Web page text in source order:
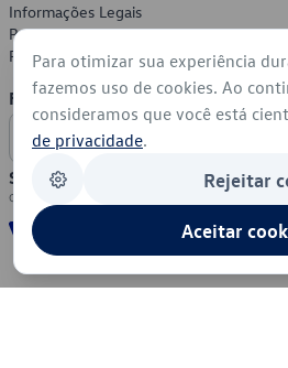
Informações Legais
Política de Privacidade
Política de Cookies
Formas de Pagamento
Segurança
Para otimizar sua experiência
fazemos uso de cookies. Ao
consideramos que você está
de privacidade.
Rejeitar
Aceitar